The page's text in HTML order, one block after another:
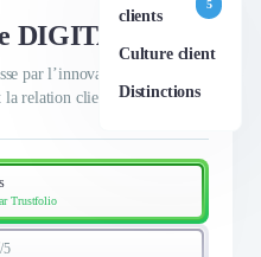
clients
5
Culture client
Distinctions
DIGITALISIM
par l’innovation web, le
la relation client !
Trustfolio
/5